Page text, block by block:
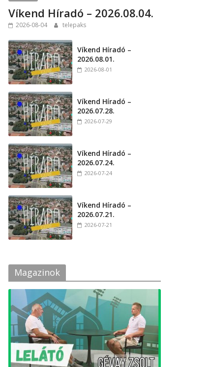
Víkend Híradó – 2026.08.04.
2026-08-04 telepaks
Víkend Híradó –
2026.08.01.
2026-08-01
Víkend Híradó –
2026.07.28.
2026-07-29
Víkend Híradó –
2026.07.24.
2026-07-24
Víkend Híradó –
2026.07.21.
2026-07-21
Magazinok